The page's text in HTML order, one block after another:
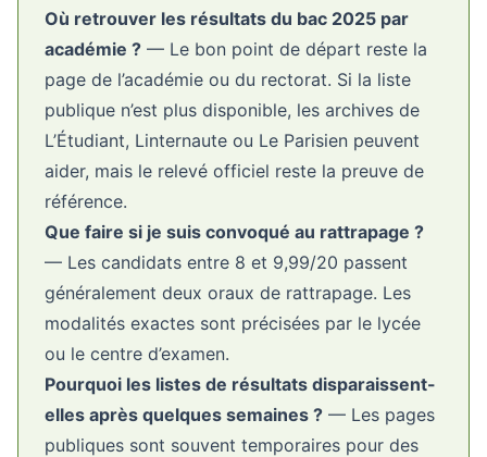
Où retrouver les résultats du bac 2025 par
académie ? — Le bon point de départ reste la
page de l’académie ou du rectorat. Si la liste
publique n’est plus disponible, les archives de
L’Étudiant, Linternaute ou Le Parisien peuvent
aider, mais le relevé officiel reste la preuve de
référence.
Que faire si je suis convoqué au rattrapage ?
— Les candidats entre 8 et 9,99/20 passent
généralement deux oraux de rattrapage. Les
modalités exactes sont précisées par le lycée
ou le centre d’examen.
Pourquoi les listes de résultats disparaissent-
elles après quelques semaines ? — Les pages
publiques sont souvent temporaires pour des